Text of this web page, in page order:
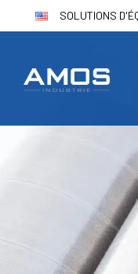
SOLUTIONS